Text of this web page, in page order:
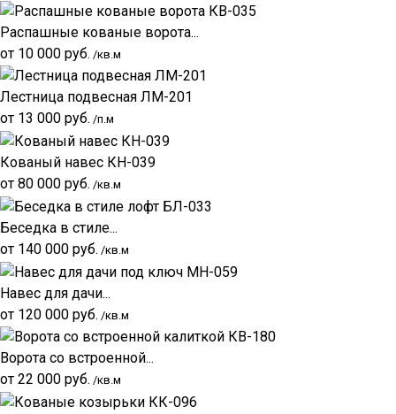
Распашные кованые ворота...
от 10 000 руб. /кв.м
Лестница подвесная ЛМ-201
от 13 000 руб. /п.м
Кованый навес КН-039
от 80 000 руб. /кв.м
Беседка в стиле...
от 140 000 руб. /кв.м
Навес для дачи...
от 120 000 руб. /кв.м
Ворота со встроенной...
от 22 000 руб. /кв.м